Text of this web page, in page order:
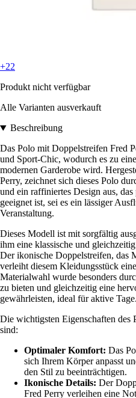
+22
Produkt nicht verfügbar
Alle Varianten ausverkauft
Beschreibung
Das Polo mit Doppelstreifen Fred
und Sport-Chic, wodurch es zu
modernen Garderobe wird.
Perry, zeichnet sich dieses Polo
und ein raffiniertes Design aus,
geeignet ist, sei es ein lässiger
Veranstaltung.
Dieses Modell ist mit sorgfältig
ihm eine klassische und
Der ikonische Doppelstreifen, das
verleiht diesem Kleidungsstück
Materialwahl wurde besonders
zu bieten und gleichzeitig eine
gewährleisten, ideal für aktive Tage.
Die wichtigsten Eigenschaften
sind:
Optimaler Komfort: Das
sich Ihrem Körper anpasst
den Stil zu beeinträchtigen.
Ikonische Details: Der
Fred Perry verleihen eine